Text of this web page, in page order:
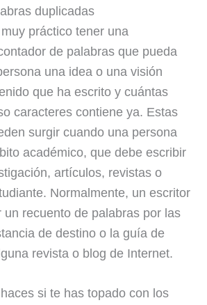
duplicadas
práctico tener una
de palabras que pueda
una idea o una visión
que ha escrito y cuántas
caracteres contiene ya. Estas
surgir cuando una persona
académico, que debe escribir
artículos, revistas o
Normalmente, un escritor
un recuento de palabras por las
de destino o la guía de
revista o blog de Internet.
si te has topado con los